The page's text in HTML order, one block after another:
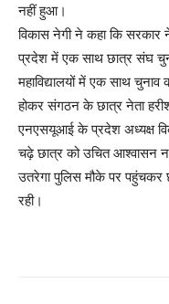
नहीं हुआ।
विकास नेगी ने कहा कि
प्रदेश में एक साथ छात्र संघ
महाविद्यालयों में एक साथ
होकर संगठन के छात्र नेता
एनएसयूआई के प्रदेश अध्यक्ष
चढ़े छात्र को उचित आश्वासन
उतरेगा पुलिस मौके पर पहुंचकर
रही।